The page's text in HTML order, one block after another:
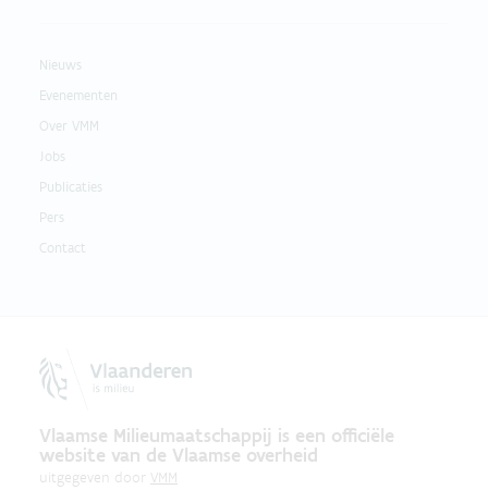
Nieuws
Evenementen
Over VMM
Jobs
Publicaties
Pers
Contact
Vlaamse Milieumaatschappij is een officiële
website van de Vlaamse overheid
uitgegeven door VMM